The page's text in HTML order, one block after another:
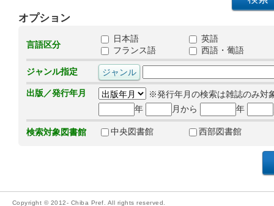
オプション
言語区分
日本語
英語
フランス語
西語・葡語
ジャンル指定
出版／発行年月
※発行年月の検索は雑誌のみ対
年
月から 年
検索対象図書館 中央図書館 西部図書館
Copyright © 2012- Chiba Pref. All rights reserved.